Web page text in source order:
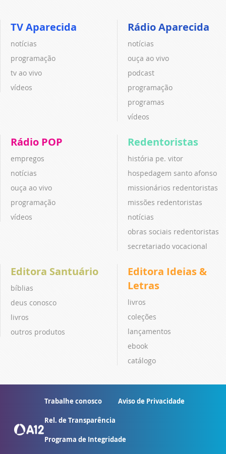
TV Aparecida
notícias
programação
tv ao vivo
vídeos
Rádio Aparecida
notícias
ouça ao vivo
podcast
programação
programas
vídeos
Rádio POP
empregos
notícias
ouça ao vivo
programação
vídeos
Redentoristas
história pe. vitor
hospedagem santo afonso
missionários redentoristas
missões redentoristas
notícias
obras sociais redentoristas
secretariado vocacional
Editora Santuário
bíblias
deus conosco
livros
outros produtos
Editora Ideias &
Letras
livros
coleções
lançamentos
ebook
catálogo
Trabalhe conosco Aviso de Privacidade
Rel. de Transparência
Programa de Integridade